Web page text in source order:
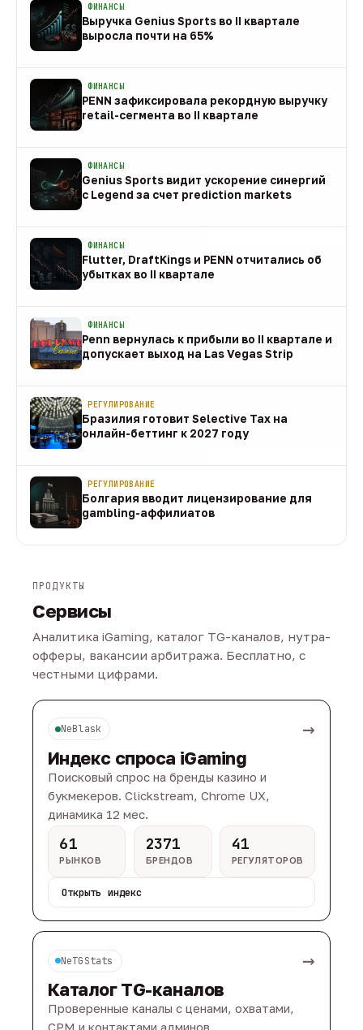
ФИНАНСЫ
Выручка Genius Sports во II квартале
выросла почти на 65%
ФИНАНСЫ
PENN зафиксировала рекордную выручку
retail-сегмента во II квартале
ФИНАНСЫ
Genius Sports видит ускорение синергий
с Legend за счет prediction markets
ФИНАНСЫ
Flutter, DraftKings и PENN отчитались об
убытках во II квартале
ФИНАНСЫ
Penn вернулась к прибыли во II квартале и
допускает выход на Las Vegas Strip
РЕГУЛИРОВАНИЕ
Бразилия готовит Selective Tax на
онлайн-беттинг к 2027 году
РЕГУЛИРОВАНИЕ
Болгария вводит лицензирование для
gambling-аффилиатов
ПРОДУКТЫ
Сервисы
Аналитика iGaming, каталог TG-каналов, нутра-
офферы, вакансии арбитража. Бесплатно, с
честными цифрами.
NeBlask →
Индекс спроса iGaming
Поисковый спрос на бренды казино и
букмекеров. Clickstream, Chrome UX,
динамика 12 мес.
61
РЫНКОВ
2371
БРЕНДОВ
41
РЕГУЛЯТОРОВ
Открыть индекс
NeTGStats →
Каталог TG-каналов
Проверенные каналы с ценами, охватами,
CPM и контактами админов.